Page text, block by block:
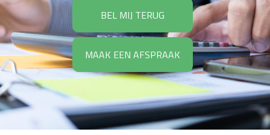
BEL MIJ TERUG
MAAK EEN AFSPRAAK